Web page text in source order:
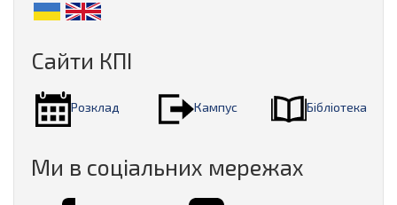
Сайти КПІ
Розклад Кампус Бібліотека
Ми в соціальних мережах